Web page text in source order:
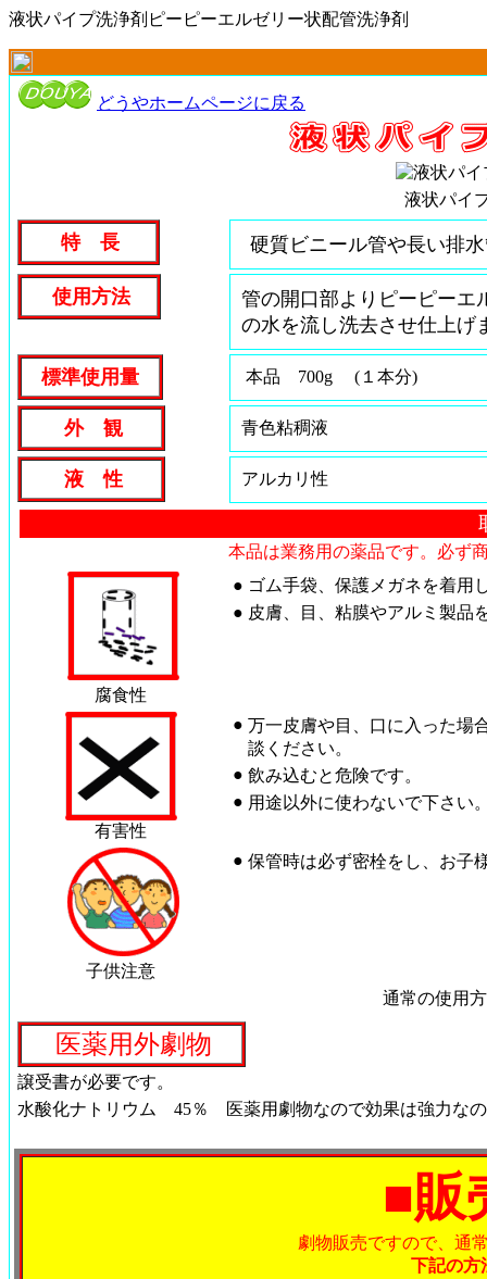
液状パイプ洗浄剤ピーピーエルゼリー状配管洗浄剤
どうやホームページに戻る
液状パイ
特 長 硬質ビニール管や長い排
使用方法
管の開口部よりピーピーエ
の水を流し洗去させ仕上げ
標準使用量 本品 700g (１本分)
外 観 青色粘稠液
液 性 アルカリ性
本品は業務用の薬品です。必ず
腐食性
● ゴム手袋、保護メガネを着用
● 皮膚、目、粘膜やアルミ製品
有害性
● 万一皮膚や目、口に入った場
談ください。
● 飲み込むと危険です。
● 用途以外に使わないで下さい
子供注意
● 保管時は必ず密栓をし、お子
通常の使用
医薬用外劇物
譲受書が必要です。
水酸化ナトリウム 45％ 医薬用劇物なので効果は強力な
■販
劇物販売ですので、通
下記の方